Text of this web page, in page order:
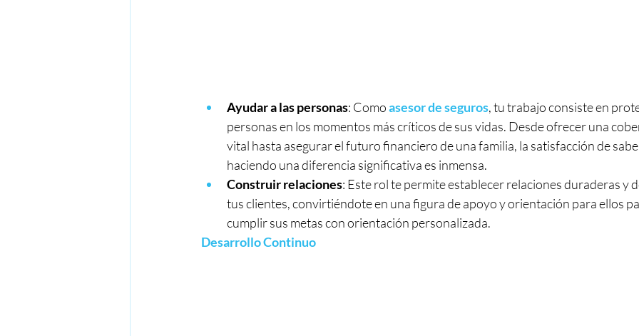
Ayudar a las personas: Como asesor de seguros, tu trabajo consiste en
personas en los momentos más críticos de sus vidas. Desde ofrecer una
vital hasta asegurar el futuro financiero de una familia, la satisfacción de
haciendo una diferencia significativa es inmensa.
Construir relaciones: Este rol te permite establecer relaciones duraderas y
tus clientes, convirtiéndote en una figura de apoyo y orientación para ellos
cumplir sus metas con orientación personalizada.
Desarrollo Continuo